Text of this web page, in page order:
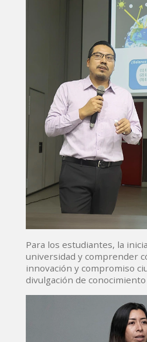
Para los estudiantes, la
universidad y comprender
innovación y compromiso
divulgación de